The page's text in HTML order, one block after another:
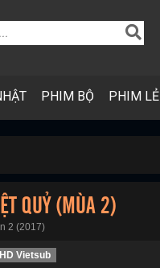
PHIM BỘ PHIM LẺ
QUỶ (MÙA 2)
2 (2017)
Vietsub